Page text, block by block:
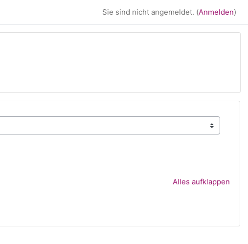
Sie sind nicht angemeldet. (Anmelden)
Alles aufklappen